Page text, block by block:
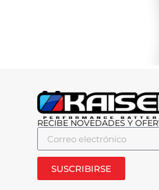
RECIBE NOVEDADES Y
SUSCRIBIRSE